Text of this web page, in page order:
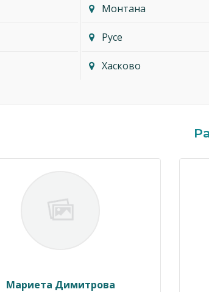
Монтана
Русе
Хасково
Симеонова